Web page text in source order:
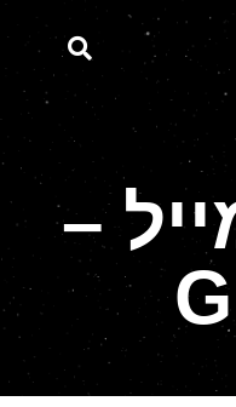
–